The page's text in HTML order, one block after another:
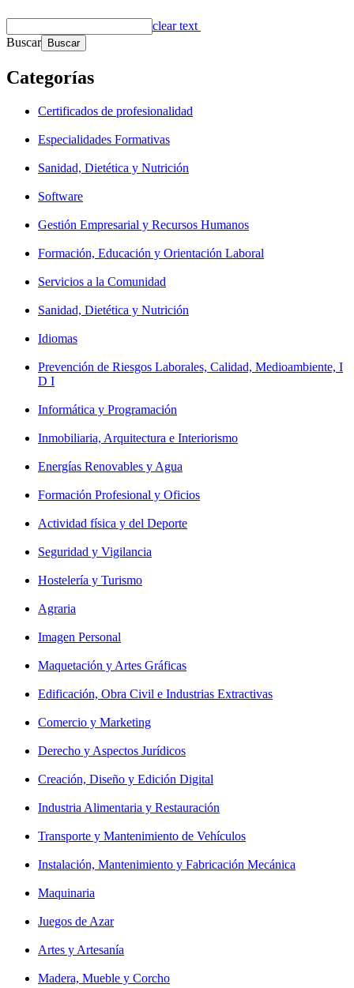
clear text
Buscar
Categorías
Certificados de profesionalidad
Especialidades Formativas
Sanidad, Dietética y Nutrición
Software
Gestión Empresarial y Recursos Humanos
Formación, Educación y Orientación Laboral
Servicios a la Comunidad
Sanidad, Dietética y Nutrición
Idiomas
Prevención de Riesgos Laborales, Calidad, Medioambiente, I
D I
Informática y Programación
Inmobiliaria, Arquitectura e Interiorismo
Energías Renovables y Agua
Formación Profesional y Oficios
Actividad física y del Deporte
Seguridad y Vigilancia
Hostelería y Turismo
Agraria
Imagen Personal
Maquetación y Artes Gráficas
Edificación, Obra Civil e Industrias Extractivas
Comercio y Marketing
Derecho y Aspectos Jurídicos
Creación, Diseño y Edición Digital
Industria Alimentaria y Restauración
Transporte y Mantenimiento de Vehículos
Instalación, Mantenimiento y Fabricación Mecánica
Maquinaria
Juegos de Azar
Artes y Artesanía
Madera, Mueble y Corcho